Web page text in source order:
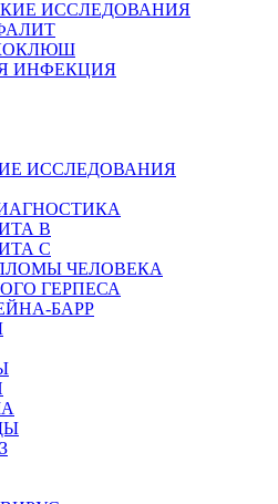
ИССЛЕДОВАНИЯ
ИНФЕКЦИЯ
ИССЛЕДОВАНИЯ
B
C
ЧЕЛОВЕКА
ГЕРПЕСА
БАРР